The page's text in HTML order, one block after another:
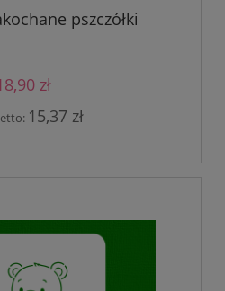
pszczółki
zł
15,37 zł